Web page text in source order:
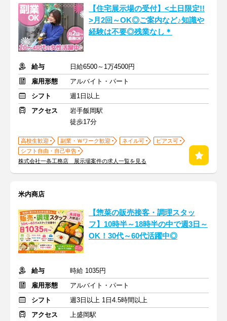
【住宅展示場の受付】<土日限定!!
>月2回～OK◎ご案内など♪知識や
経験は不要◎残業なし＊
給与
日給6500～1万4500円
雇用形態
アルバイト・パート
シフト
週1日以上
アクセス
岩手飯岡駅
徒歩17分
高校生歓迎 副業・Ｗワーク歓迎 ネイル可
ピアス可
シフト自由・自己申告
株式会社一条工務店 展示場案件の求人一覧を見る
米内商店
【惣菜の販売接客・調理スタッ
フ】10時半～18時半の中で週3日～
OK！30代～60代活躍中◎
給与
時給 1035円
雇用形態
アルバイト・パート
シフト
週3日以上 1日4.5時間以上
アクセス
上盛岡駅